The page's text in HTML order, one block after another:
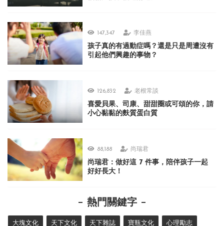
147,347 李佳燕
孩子真的有過動症嗎？還是只是周遭沒有
引起他們興趣的事物？
126,832 老根常談
喜愛貝果、司康、甜甜圈或可頌的你，請
小心黏黏的麩質蛋白質
88,188 尚瑞君
尚瑞君：做好這 7 件事，陪伴孩子一起
好好長大！
熱門關鍵字
大塊文化 天下文化 天下雜誌 寶瓶文化 心理勵志